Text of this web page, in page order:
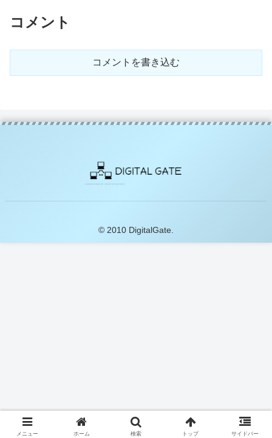
コメント
コメントを書き込む
© 2010 DigitalGate.
メニュー ホーム 検索 トップ サイドバー